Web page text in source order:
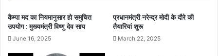
कैम्पा मद का नियमानुसार हो समुचित
उपयोग : मुख्यमंत्री विष्णु देव साय
June 16, 2025
प्रधानमंत्री नरेन्द्र मोदी के दौरे की
तैयारियां शुरू
March 22, 2025